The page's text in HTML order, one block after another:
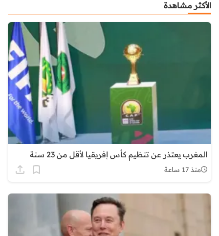
الأكثر مشاهدة
المغرب يعتذر عن تنظيم كأس إفريقيا لأقل من 23 سنة
منذ 17 ساعة